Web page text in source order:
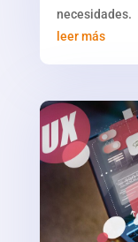
necesidades.
leer más